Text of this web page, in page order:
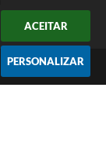
ACEITAR
PERSONALIZAR